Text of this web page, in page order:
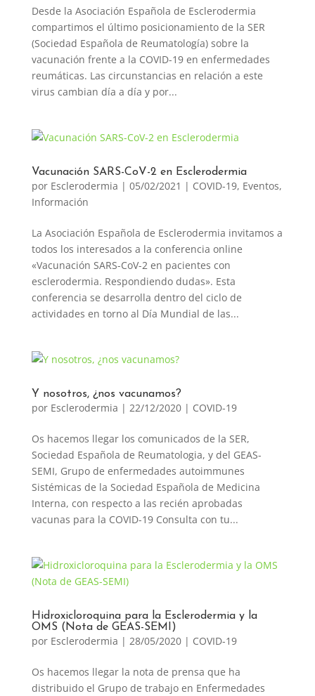
Desde la Asociación Española de Esclerodermia
compartimos el último posicionamiento de la SER
(Sociedad Española de Reumatología) sobre la
vacunación frente a la COVID-19 en enfermedades
reumáticas. Las circunstancias en relación a este
virus cambian día a día y por...
Vacunación SARS-CoV-2 en Esclerodermia
por Esclerodermia | 05/02/2021 | COVID-19, Eventos,
Información
La Asociación Española de Esclerodermia invitamos a
todos los interesados a la conferencia online
«Vacunación SARS-CoV-2 en pacientes con
esclerodermia. Respondiendo dudas». Esta
conferencia se desarrolla dentro del ciclo de
actividades en torno al Día Mundial de las...
Y nosotros, ¿nos vacunamos?
por Esclerodermia | 22/12/2020| COVID-19
Os hacemos llegar los comunicados de la SER,
Sociedad Española de Reumatologia, y del GEAS-
SEMI, Grupo de enfermedades autoimmunes
Sistémicas de la Sociedad Española de Medicina
Interna, con respecto a las recién aprobadas
vacunas para la COVID-19 Consulta con tu...
Hidroxicloroquina para la Esclerodermia y la
OMS (Nota de GEAS-SEMI)
por Esclerodermia | 28/05/2020| COVID-19
Os hacemos llegar la nota de prensa que ha
distribuido el Grupo de trabajo en Enfermedades